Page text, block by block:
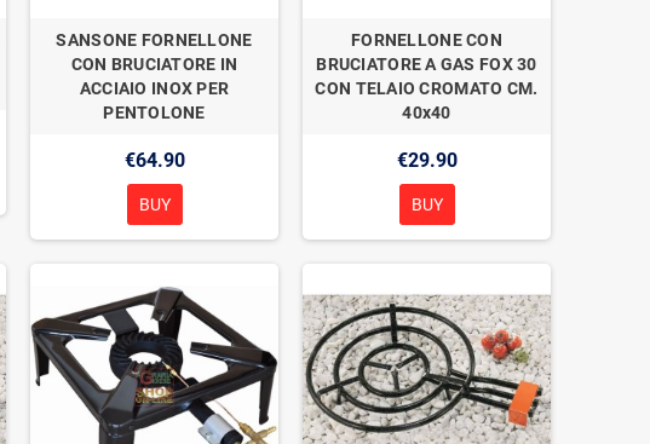
SANSONE FORNELLONE
CON BRUCIATORE IN
ACCIAIO INOX PER
PENTOLONE
€64.90
BUY
FORNELLONE CON
BRUCIATORE A GAS FOX 30
CON TELAIO CROMATO CM.
40x40
€29.90
BUY